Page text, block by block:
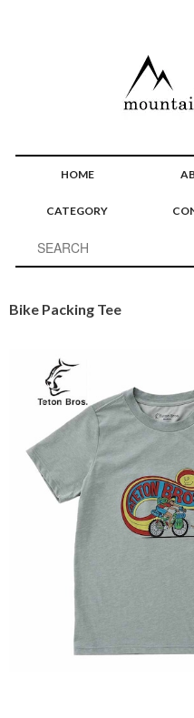
HOME
CATEGORY
Bike Packing Tee